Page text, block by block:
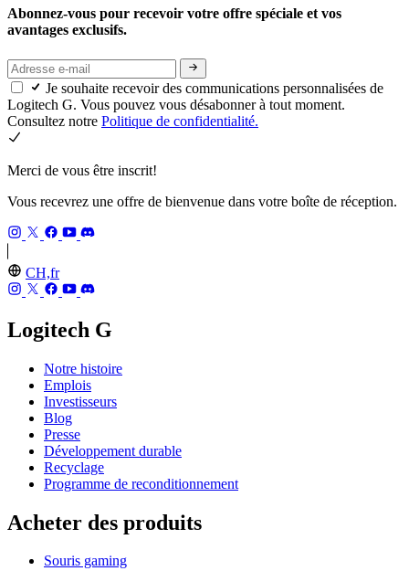
Abonnez-vous pour recevoir votre offre spéciale et vos
avantages exclusifs.
Je souhaite recevoir des communications personnalisées de
Logitech G. Vous pouvez vous désabonner à tout moment.
Consultez notre Politique de confidentialité.
Merci de vous être inscrit!
Vous recevrez une offre de bienvenue dans votre boîte de réception.
CH,fr
Logitech G
Notre histoire
Emplois
Investisseurs
Blog
Presse
Développement durable
Recyclage
Programme de reconditionnement
Acheter des produits
Souris gaming